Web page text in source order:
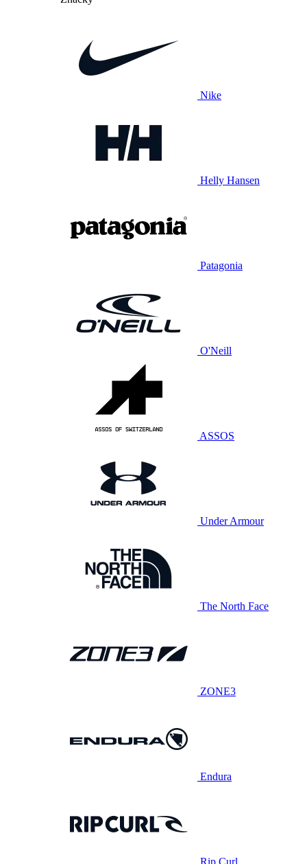
Nike
Helly Hansen
Patagonia
O'Neill
ASSOS
Under Armour
The North Face
ZONE3
Endura
Rip Curl